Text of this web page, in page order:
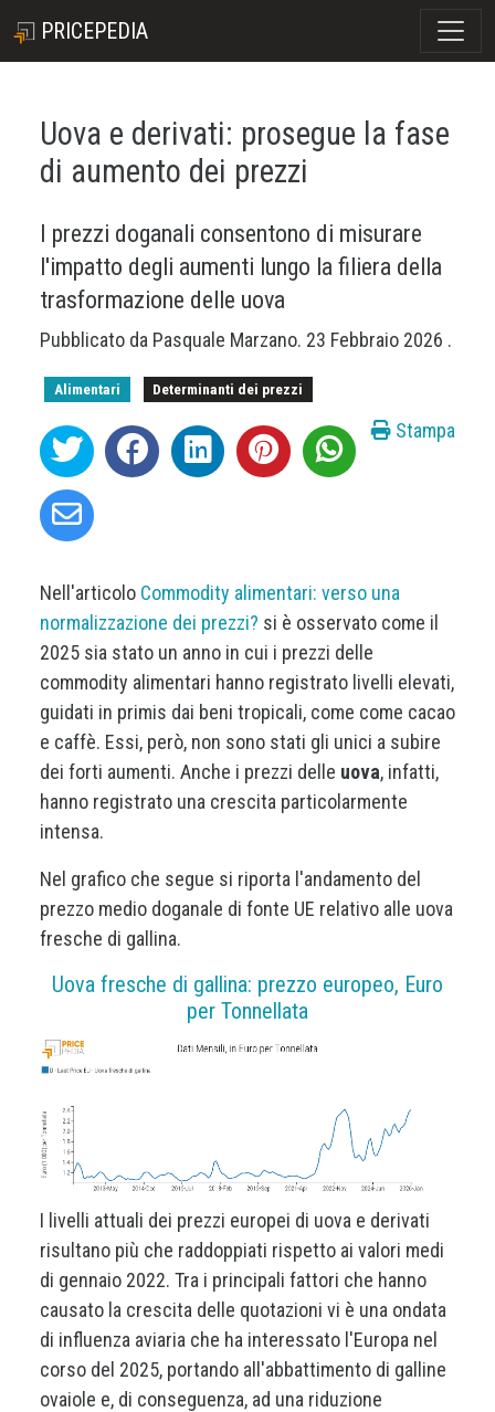
PRICEPEDIA
Uova e derivati: prosegue la fase
di aumento dei prezzi
I prezzi doganali consentono di misurare
l'impatto degli aumenti lungo la filiera della
trasformazione delle uova
Pubblicato da Pasquale Marzano. 23 Febbraio 2026 .
Alimentari Determinanti dei prezzi
Stampa
Nell'articolo Commodity alimentari: verso una
normalizzazione dei prezzi? si è osservato come il
2025 sia stato un anno in cui i prezzi delle
commodity alimentari hanno registrato livelli elevati,
guidati in primis dai beni tropicali, come come cacao
e caffè. Essi, però, non sono stati gli unici a subire
dei forti aumenti. Anche i prezzi delle uova, infatti,
hanno registrato una crescita particolarmente
intensa.
Nel grafico che segue si riporta l'andamento del
prezzo medio doganale di fonte UE relativo alle uova
fresche di gallina.
Uova fresche di gallina: prezzo europeo, Euro
per Tonnellata
I livelli attuali dei prezzi europei di uova e derivati
risultano più che raddoppiati rispetto ai valori medi
di gennaio 2022. Tra i principali fattori che hanno
causato la crescita delle quotazioni vi è una ondata
di influenza aviaria che ha interessato l'Europa nel
corso del 2025, portando all'abbattimento di galline
ovaiole e, di conseguenza, ad una riduzione